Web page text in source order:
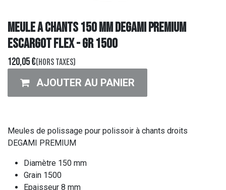
MEULE A CHANTS 150 MM DEGAMI PREMIUM
ESCARGOT FLEX - GR 1500
120,05€(Hors taxes)
AJOUTER AU PANIER
Meules de polissage pour polissoir à chants droits
DEGAMI PREMIUM
Diamètre 150 mm
Grain 1500
Epaisseur 8 mm